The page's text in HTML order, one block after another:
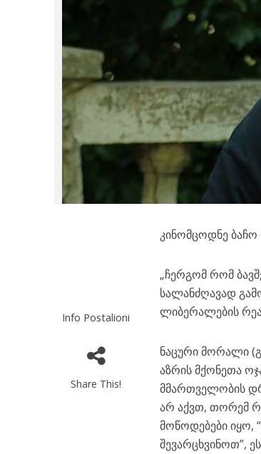
Info Postalioni
Share This!
კინომცოდნე
„ჩერგომ რომ
სალანძღავად
ლიბერალების
ნაცური მორალი
აზრის მქონეთა
მმართველობის
არ აქვთ, თორემ
მოწოდებები იყო,
შევარცხვინოთ”,